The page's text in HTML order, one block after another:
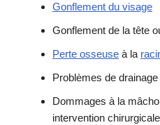
Gonflement du visage
Gonflement de la tête
Perte osseuse à la
Problèmes de drainage
Dommages à la
intervention